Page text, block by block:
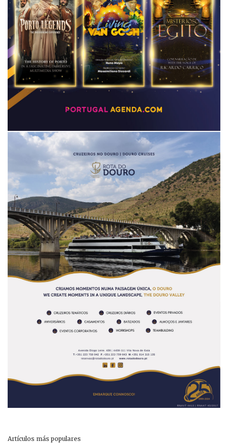
Artículos más populares